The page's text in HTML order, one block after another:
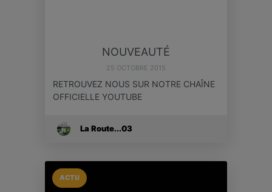
NOUVEAUTÉ
25 OCTOBRE 2015
RETROUVEZ NOUS SUR NOTRE CHAÎNE
OFFICIELLE YOUTUBE
La Route...03
ACTU